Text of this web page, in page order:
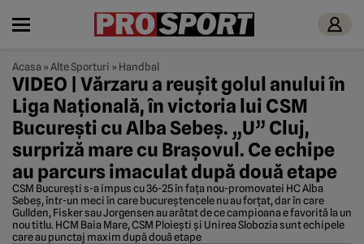
Acasa »Alte Sporturi » Handbal
VIDEO | Vărzaru a reușit golul anului în
Liga Națională, în victoria lui CSM
București cu Alba Sebeș. „U” Cluj,
surpriză mare cu Brașovul. Ce echipe
au parcurs imaculat după două etape
CSM București s-a impus cu 36-25 în fața nou-promovatei HC Alba
Sebeș, într-un meci în care bucureștencele nu au forțat, dar în care
Gullden, Fisker sau Jorgensen au arătat de ce campioana e favorită la un
nou titlu. HCM Baia Mare, CSM Ploiești și Unirea Slobozia sunt echipele
care au punctaj maxim după două etape